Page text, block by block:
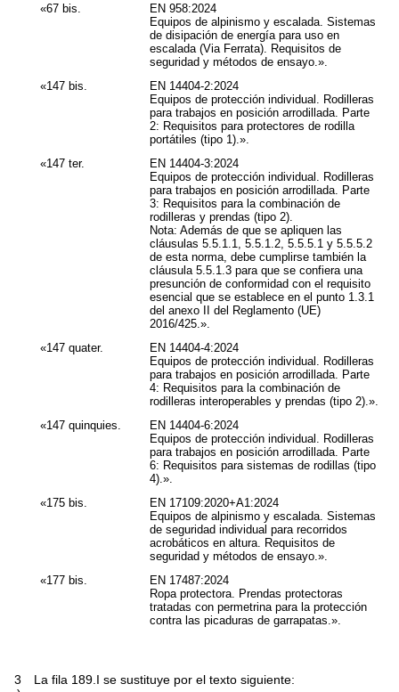
«67 bis.
EN 958:2024
Equipos de alpinismo y escalada. Sistemas
de disipación de energía para uso en
escalada (Via Ferrata). Requisitos de
seguridad y métodos de ensayo.».
«147 bis.
EN 14404-2:2024
Equipos de protección individual. Rodilleras
para trabajos en posición arrodillada. Parte
2: Requisitos para protectores de rodilla
portátiles (tipo 1).».
«147 ter.
EN 14404-3:2024
Equipos de protección individual. Rodilleras
para trabajos en posición arrodillada. Parte
3: Requisitos para la combinación de
rodilleras y prendas (tipo 2).
Nota: Además de que se apliquen las
cláusulas 5.5.1.1, 5.5.1.2, 5.5.5.1 y 5.5.5.2
de esta norma, debe cumplirse también la
cláusula 5.5.1.3 para que se confiera una
presunción de conformidad con el requisito
esencial que se establece en el punto 1.3.1
del anexo II del Reglamento (UE)
2016/425.».
«147 quater.
EN 14404-4:2024
Equipos de protección individual. Rodilleras
para trabajos en posición arrodillada. Parte
4: Requisitos para la combinación de
rodilleras interoperables y prendas (tipo 2).».
«147 quinquies.
EN 14404-6:2024
Equipos de protección individual. Rodilleras
para trabajos en posición arrodillada. Parte
6: Requisitos para sistemas de rodillas (tipo
4).».
«175 bis.
EN 17109:2020+A1:2024
Equipos de alpinismo y escalada. Sistemas
de seguridad individual para recorridos
acrobáticos en altura. Requisitos de
seguridad y métodos de ensayo.».
«177 bis.
EN 17487:2024
Ropa protectora. Prendas protectoras
tratadas con permetrina para la protección
contra las picaduras de garrapatas.».
3
La fila 189.I se sustituye por el texto siguiente: